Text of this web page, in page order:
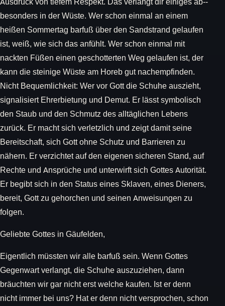
besonders in der Wüste. Wer schon einmal an einem
heißen Sommertag barfuß über den Sandstrand gelaufen
ist, weiß, wie sich das anfühlt. Wer schon einmal mit
nackten Füßen einen geschotterten Weg gelaufen ist, der
kann die steinige Wüste am Horeb gut nachempfinden.
Nicht Bequemlichkeit: Wer vor Gott die Schuhe auszieht,
signalisiert Ehrerbietung und Demut. Er lässt symbolisch
den Staub und den Schmutz des alltäglichen Lebens
zurück. Er macht sich verletzlich und zeigt damit seine
Bereitschaft, sich Gott ohne Schutz und Barrieren zu
nähern. Er verzichtet auf den eigenen sicheren Stand, auf
Rechte und Ansprüche und unterwirft sich Gottes Autorität.
Er begibt sich in den Status eines Sklaven, eines Dieners,
bereit, Gott zu gehorchen und seinen Anweisungen zu
folgen.
Geliebte Gottes in Gäufelden,
Eigentlich müssten wir alle barfuß sein. Wenn Gottes
Gegenwart verlangt, die Schuhe auszuziehen, dann
bräuchten wir gar nicht erst welche kaufen. Ist er denn
nicht immer bei uns? Hat er denn nicht versprochen, schon